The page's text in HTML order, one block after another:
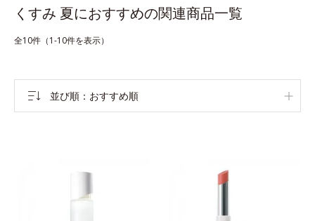
くすみ 夏におすすめの関連商品一覧
全10件（1-10件を表示）
並び順 おすすめ順